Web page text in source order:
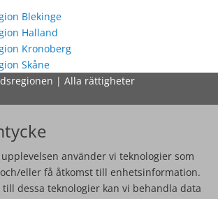
| Alla rättigheter
använder vi teknologier som
eller få åtkomst till enhetsinformation.
till dessa teknologier kan vi behandla data